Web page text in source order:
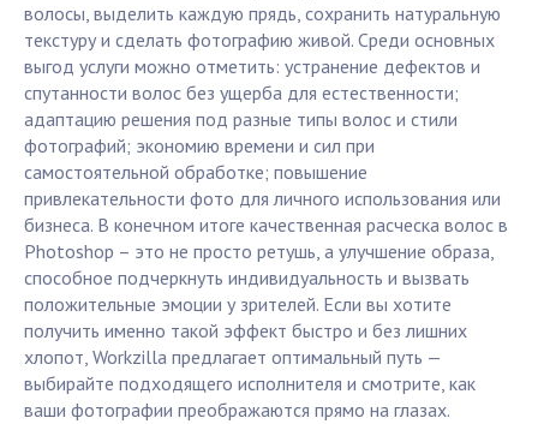
волосы, выделить каждую прядь, сохранить натуральную
текстуру и сделать фотографию живой. Среди основных
выгод услуги можно отметить: устранение дефектов и
спутанности волос без ущерба для естественности;
адаптацию решения под разные типы волос и стили
фотографий; экономию времени и сил при
самостоятельной обработке; повышение
привлекательности фото для личного использования или
бизнеса. В конечном итоге качественная расческа волос в
Photoshop – это не просто ретушь, а улучшение образа,
способное подчеркнуть индивидуальность и вызвать
положительные эмоции у зрителей. Если вы хотите
получить именно такой эффект быстро и без лишних
хлопот, Workzilla предлагает оптимальный путь —
выбирайте подходящего исполнителя и смотрите, как
ваши фотографии преображаются прямо на глазах.